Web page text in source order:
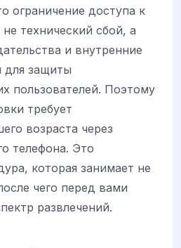
ограничение доступа к
технический сбой, а
и внутренние
для защиты
пользователей. Поэтому
требует
возраста через
телефона. Это
которая занимает не
чего перед вами
развлечений.